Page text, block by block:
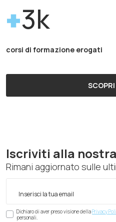
3k
corsi di formazione erogati
Iscriviti alla
Rimani aggiornato sulle
Dichiaro di aver preso visione dellaPrivacy
personali.